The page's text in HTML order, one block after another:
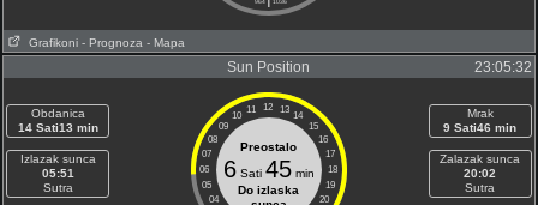
Grafikoni - Prognoza - Mapa
Sun Position 23:05:32
Obdanica
14 Sati13 min
Izlazak sunca
05:51
Sutra
12
11 13
10
14
09
15
08
16
07
17
06
18
05
19
04
20
Preostalo
6Sati 45min
Do izlaska
Mrak
9 Sati46 min
Zalazak sunca
20:02
Sutra